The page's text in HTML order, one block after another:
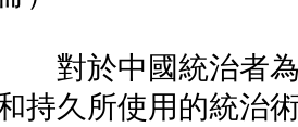
對於中國統治者為
持久所使用的統治